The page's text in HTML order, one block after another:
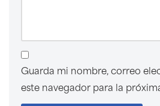
Guarda mi nombre, correo
este navegador para la